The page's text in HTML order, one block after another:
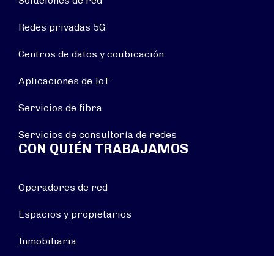
Redes privadas 5G
Centros de datos y coubicación
Aplicaciones de IoT
Servicios de fibra
Servicios de consultoría de redes
CON QUIÉN TRABAJAMOS
Operadores de red
Espacios y propietarios
Inmobiliaria